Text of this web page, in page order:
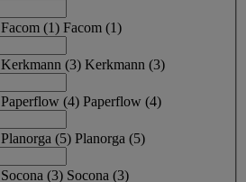
Facom (1) Facom (1)
Kerkmann (3) Kerkmann (3)
Paperflow (4) Paperflow (4)
Planorga (5) Planorga (5)
Socona (3) Socona (3)